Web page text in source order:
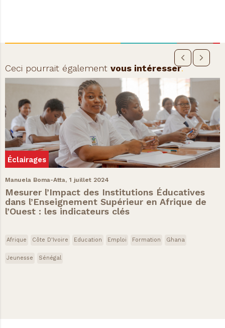
Ceci pourrait également vous intéresser.
Éclairages
Manuela Boma-Atta, 1 juillet 2024
Mesurer l’Impact des Institutions Éducatives
dans l’Enseignement Supérieur en Afrique de
l’Ouest : les indicateurs clés
Afrique Côte D'Ivoire Education Emploi Formation Ghana
Jeunesse Sénégal